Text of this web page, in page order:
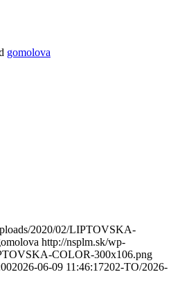
gomolova
2020/02/LIPTOVSKA-
http://nsplm.sk/wp-
COLOR-300x106.png
2026-06-09 11:46:17202-TO/2026-